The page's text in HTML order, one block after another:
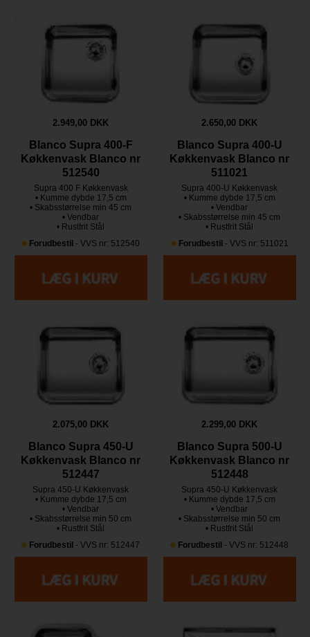
2.949,00 DKK
Blanco Supra 400-F
Køkkenvask Blanco nr
512540
Supra 400 F Køkkenvask
• Kumme dybde 17,5 cm
• Skabsstørrelse min 45 cm
• Vendbar
• Rustfrit Stål
Forudbestil - VVS nr: 512540
2.650,00 DKK
Blanco Supra 400-U
Køkkenvask Blanco nr
511021
Supra 400-U Køkkenvask
• Kumme dybde 17,5 cm
• Vendbar
• Skabsstørrelse min 45 cm
• Rustfrit Stål
Forudbestil - VVS nr: 511021
2.075,00 DKK
Blanco Supra 450-U
Køkkenvask Blanco nr
512447
Supra 450-U Køkkenvask
• Kumme dybde 17,5 cm
• Vendbar
• Skabsstørrelse min 50 cm
• Rustfrit Stål
Forudbestil - VVS nr: 512447
2.299,00 DKK
Blanco Supra 500-U
Køkkenvask Blanco nr
512448
Supra 450-U Køkkenvask
• Kumme dybde 17,5 cm
• Vendbar
• Skabsstørrelse min 50 cm
• Rustfrit Stål
Forudbestil - VVS nr: 512448